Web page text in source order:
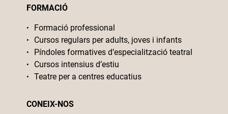
FORMACIÓ
Formació professional
Cursos regulars per adults, joves i infants
Píndoles formatives d’especialització teatral
Cursos intensius d’estiu
Teatre per a centres educatius
CONEIX-NOS